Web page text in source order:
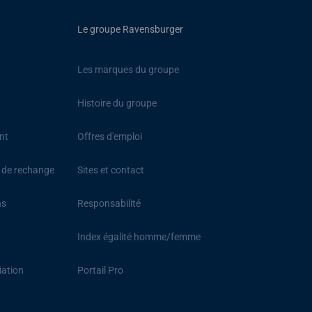
rechange
Le groupe Ravensburger
Les marques du groupe
Histoire du groupe
Offres d'emploi
Sites et contact
Responsabilité
Index égalité homme/femme
Portail Pro